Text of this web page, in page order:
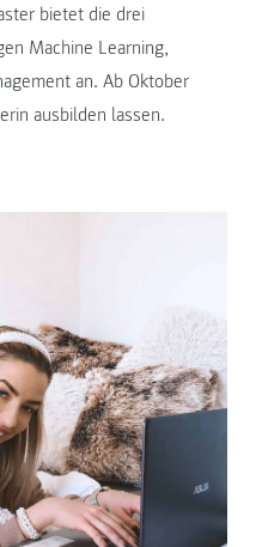
bietet die drei
Machine Learning,
an. Ab Oktober
ausbilden lassen.